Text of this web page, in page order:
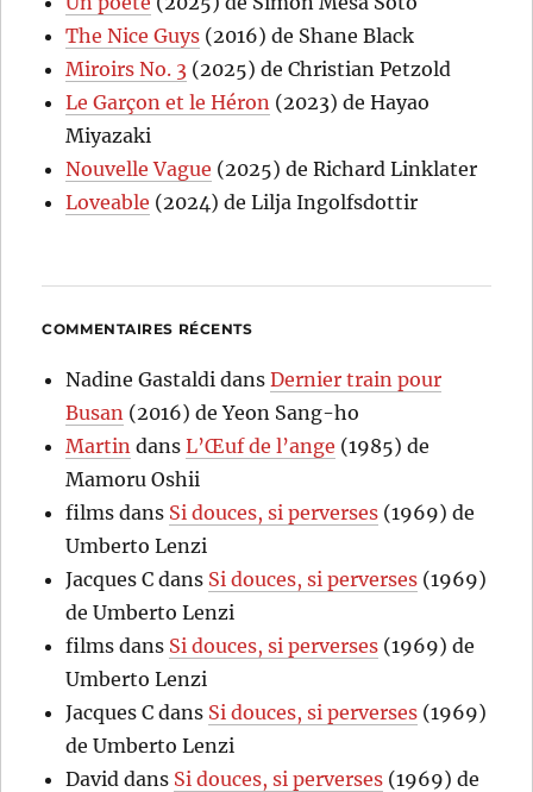
The Nice Guys (2016) de Shane Black
Miroirs No. 3 (2025) de Christian Petzold
Le Garçon et le Héron (2023) de Hayao
Miyazaki
Nouvelle Vague (2025) de Richard Linklater
Loveable (2024) de Lilja Ingolfsdottir
COMMENTAIRES RÉCENTS
Nadine Gastaldi dansDernier train pour
Busan (2016) de Yeon Sang-ho
Martin dansL’Œuf de l’ange (1985) de
Mamoru Oshii
films dans Si douces, si perverses (1969) de
Umberto Lenzi
Jacques C dans Si douces, si perverses (1969)
de Umberto Lenzi
films dans Si douces, si perverses (1969) de
Umberto Lenzi
Jacques C dans Si douces, si perverses (1969)
de Umberto Lenzi
David dans Si douces, si perverses (1969) de